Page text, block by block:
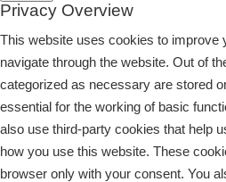
Privacy Overview
This website uses cookies to improve
navigate through the website. Out of
categorized as necessary are stored
essential for the working of basic
also use third-party cookies that help
how you use this website. These
browser only with your consent. You